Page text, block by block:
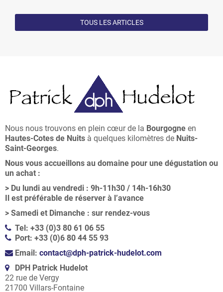
TOUS LES ARTICLES
Nous nous trouvons en plein cœur de la Bourgogne en
Hautes-Cotes de Nuits à quelques kilomètres de Nuits-
Saint-Georges.
Nous vous accueillons au domaine pour une dégustation ou
un achat :
> Du lundi au vendredi : 9h-11h30 / 14h-16h30
Il est préférable de réserver à l’avance
> Samedi et Dimanche : sur rendez-vous
Tel: +33 (0)3 80 61 06 55
Port: +33 (0)6 80 44 55 93
Email: contact@dph-patrick-hudelot.com
DPH Patrick Hudelot
22 rue de Vergy
21700 Villars-Fontaine